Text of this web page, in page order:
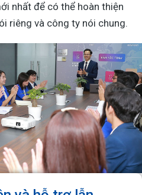
nhất để có thể hoàn thiện
riêng và công ty nói chung.